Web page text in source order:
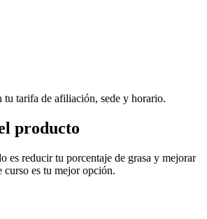
tu tarifa de afiliación, sede y horario.
producto
es reducir tu porcentaje de grasa y mejorar
es tu mejor opción.